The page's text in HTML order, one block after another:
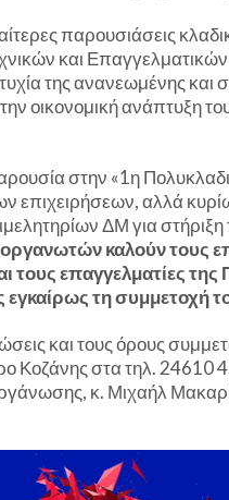
παρουσιάσεις
και
της ανανεωμένης
οικονομική ανάπτυξη
στην «1η
επιχειρήσεων, αλλά
ΔΜ για
καλούν τους
τους επαγγελματίες
τη συμμετοχή
και τους όρους
Κοζάνης στα τηλ. 24610
κ. Μιχαήλ